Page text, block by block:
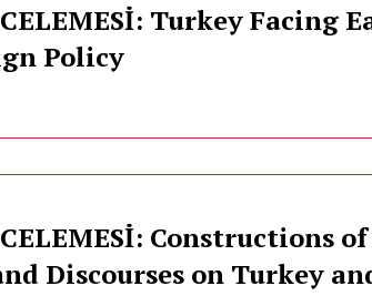
Turkey Facing
Policy
Constructions
Discourses on Turkey